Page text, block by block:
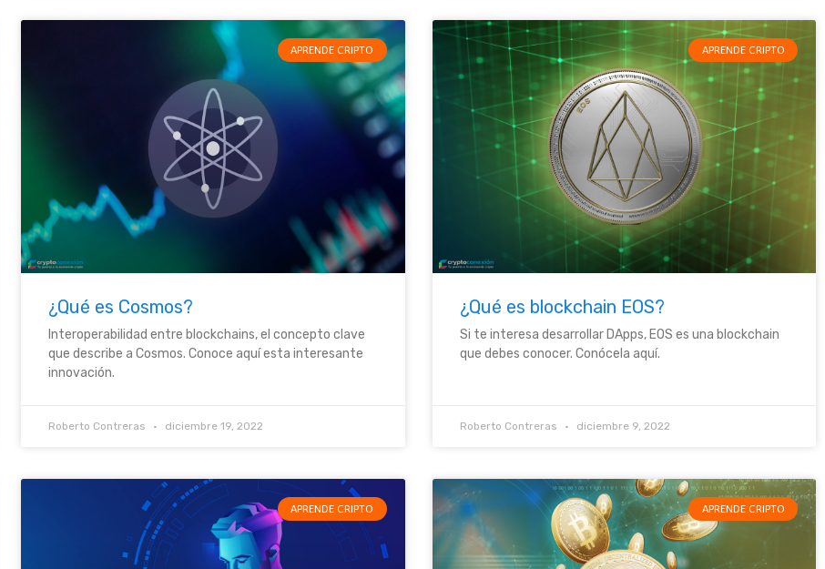
APRENDE CRIPTO
¿Qué es Cosmos?
Interoperabilidad entre blockchains, el concepto clave
que describe a Cosmos. Conoce aquí esta interesante
innovación.
Roberto Contreras diciembre 19, 2022
APRENDE CRIPTO
¿Qué es blockchain EOS?
Si te interesa desarrollar DApps, EOS es una blockchain
que debes conocer. Conócela aquí.
Roberto Contreras diciembre 9, 2022
APRENDE CRIPTO APRENDE CRIPTO